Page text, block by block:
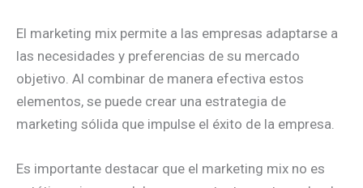
El marketing mix permite a las empresas adaptarse a
las necesidades y preferencias de su mercado
objetivo. Al combinar de manera efectiva estos
elementos, se puede crear una estrategia de
marketing sólida que impulse el éxito de la empresa.
Es importante destacar que el marketing mix no es